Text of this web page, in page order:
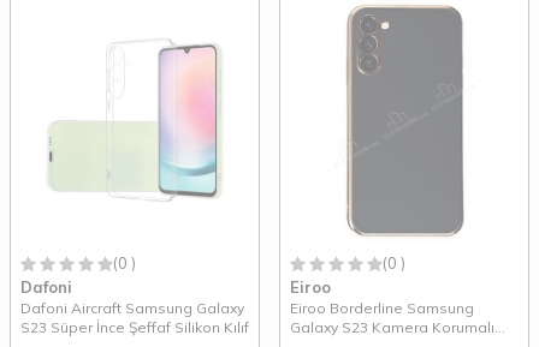
(0 )
Dafoni
Dafoni Aircraft Samsung Galaxy
S23 Süper İnce Şeffaf Silikon Kılıf
(0 )
Eiroo
Eiroo Borderline Samsung
Galaxy S23 Kamera Korumalı